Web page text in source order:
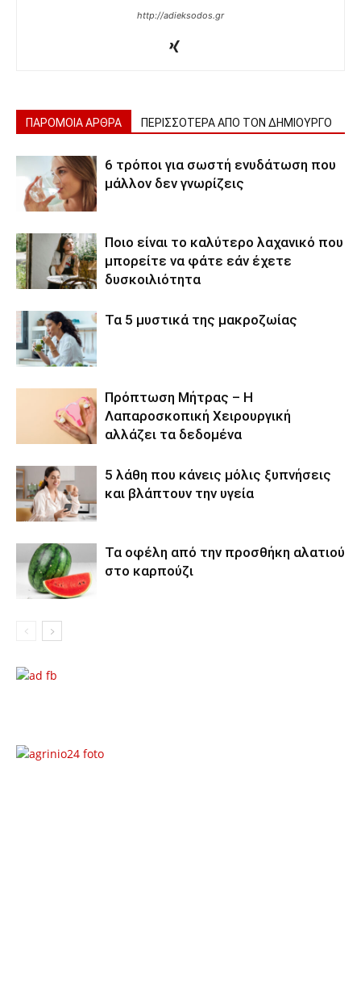
http://adieksodos.gr
ΠΑΡΟΜΟΙΑ ΑΡΘΡΑ ΠΕΡΙΣΣΟΤΕΡΑ ΑΠΟ ΤΟΝ ΔΗΜΙΟΥΡΓΟ
6 τρόποι για σωστή ενυδάτωση που
μάλλον δεν γνωρίζεις
Ποιο είναι το καλύτερο λαχανικό που
μπορείτε να φάτε εάν έχετε
δυσκοιλιότητα
Τα 5 μυστικά της μακροζωίας
Πρόπτωση Μήτρας – Η
Λαπαροσκοπική Χειρουργική
αλλάζει τα δεδομένα
5 λάθη που κάνεις μόλις ξυπνήσεις
και βλάπτουν την υγεία
Τα οφέλη από την προσθήκη αλατιού
στο καρπούζι